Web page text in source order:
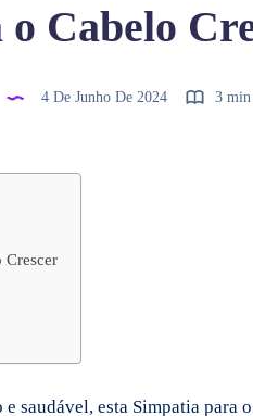
Cabelo
4 De Junho De 2024 3 min
Crescer
saudável, esta Simpatia para